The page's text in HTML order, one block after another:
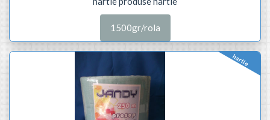
1500gr/rola
hartie